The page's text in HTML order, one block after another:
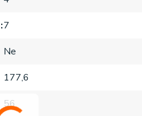
7
Ne
177,6
56